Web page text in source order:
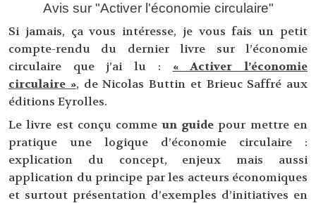
Avis sur "Activer l'économie circulaire"
Si jamais, ça vous intéresse, je vous fais un petit
compte-rendu du dernier livre sur l’économie
circulaire que j’ai lu : « Activer l’économie
circulaire », de Nicolas Buttin et Brieuc Saffré aux
éditions Eyrolles.
Le livre est conçu commeun guide pour mettre en
pratique une logique d’économie circulaire :
explication du concept, enjeux mais aussi
application du principe par les acteurs économiques
et surtout présentation d’exemples d’initiatives en